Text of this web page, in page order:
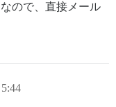
ので、直接メール